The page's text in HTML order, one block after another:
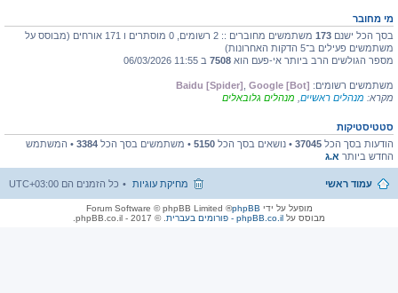
מי מחובר
בסך הכל ישנם 173
משתמשים מחוברים :: 2 רשומים, 0 מוסתרים ו 171 אורחים (מבוסס על
משתמשים פעילים ב־5 הדקות האחרונות)
מספר הגולשים הרב ביותר אי-פעם הוא 7508 ב 11:55 06/03/2026
משתמשים רשומים: Baidu [Spider] Google [Bot]
מקרא: מנהלים ראשיים מנהלים גלובאלים
סטטיסטיקות
הודעות בסך הכל 37045 • נושאים בסך הכל 5150 • משתמשים בסך הכל 3384 • המשתמש
החדש ביותר א.ג
עמוד ראשי כל הזמנים הם UTC+03:00 מחיקת עוגיות
מופעל על ידי phpBB
® Forum Software © phpBB Limited
מבוסס על phpBB.co.il - פורומים בעברית . © 2017 - phpBB.co.il.